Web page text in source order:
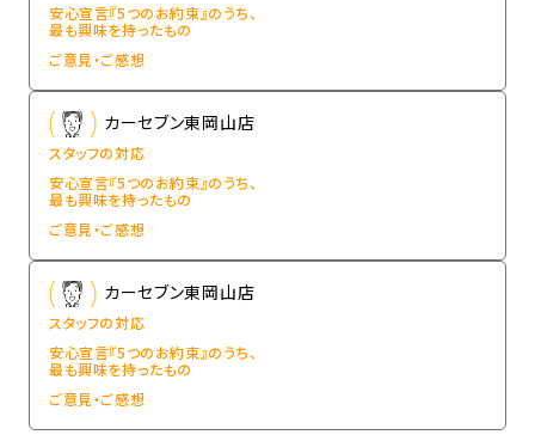
安心宣言『5つのお約束』のうち、
最も興味を持ったもの
ご意見・ご感想
カーセブン東岡山店
スタッフの対応
安心宣言『5つのお約束』のうち、
最も興味を持ったもの
ご意見・ご感想
カーセブン東岡山店
スタッフの対応
安心宣言『5つのお約束』のうち、
最も興味を持ったもの
ご意見・ご感想